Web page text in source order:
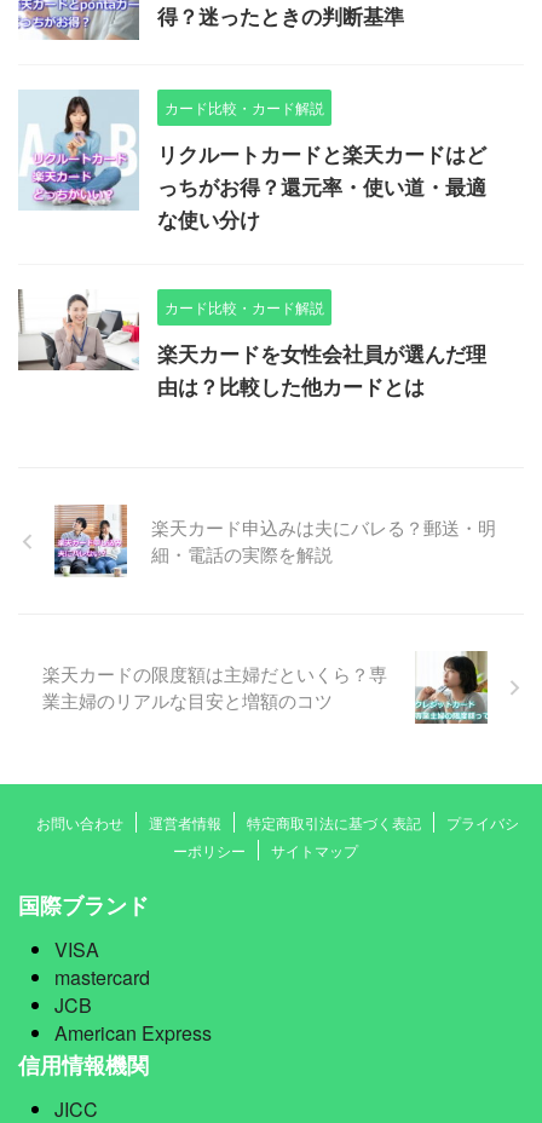
得？迷ったときの判断基準
カード比較・カード解説
リクルートカードと楽天カードはど
っちがお得？還元率・使い道・最適
な使い分け
カード比較・カード解説
楽天カードを女性会社員が選んだ理
由は？比較した他カードとは
楽天カード申込みは夫にバレる？郵送・明
細・電話の実際を解説
楽天カードの限度額は主婦だといくら？専
業主婦のリアルな目安と増額のコツ
お問い合わせ 運営者情報 特定商取引法に基づく表記
プライバシ
ーポリシー
サイトマップ
国際ブランド
VISA
mastercard
JCB
American Express
信用情報機関
JICC